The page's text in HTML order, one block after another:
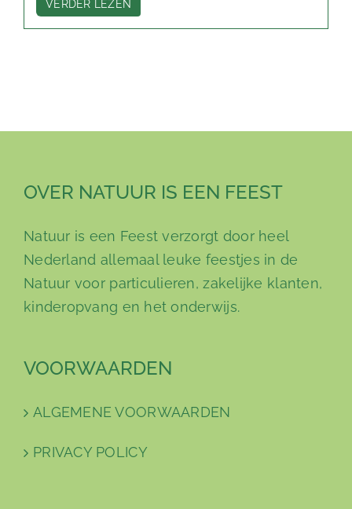
VERDER LEZEN
OVER NATUUR IS EEN FEEST
Natuur is een Feest verzorgt door heel
Nederland allemaal leuke feestjes in de
Natuur voor particulieren, zakelijke klanten,
kinderopvang en het onderwijs.
VOORWAARDEN
ALGEMENE VOORWAARDEN
PRIVACY POLICY